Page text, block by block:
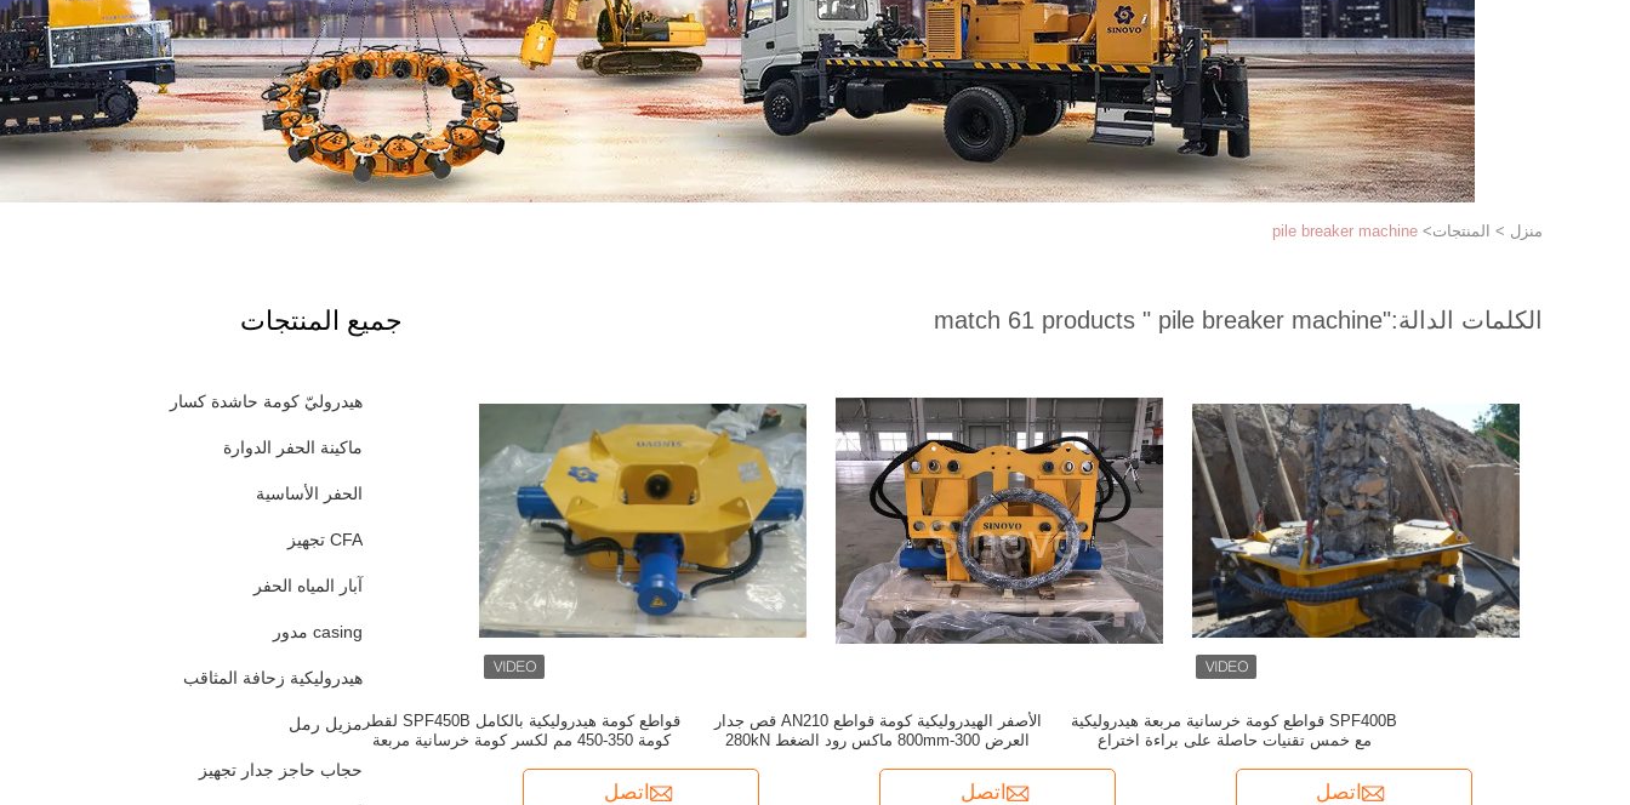
منزل > المنتجات>
pile breaker machine
جميع المنتجات
هيدروليّ كومة حاشدة كسار
ماكينة الحفر الدوارة
الحفر الأساسية
CFA تجهيز
آبار المياه الحفر
casing مدور
هيدروليكية زحافة المثاقب
مزيل رمل
حجاب حاجز جدار تجهيز
الكلمات الدالة:"pile breaker machine "
قواطع كومة هيدروليكية بالكامل SPF450B لقطر
كومة 350-450 مم لكسر كومة خرسانية مربعة
اتصل
الأصفر الهيدروليكية كومة قواطع AN210 قص جدار
العرض 300-800mm ماكس رود الضغط 280kN
اتصل
SPF400B قواطع كومة خرسانية مربعة هيدروليكية
مع خمس تقنيات حاصلة على براءة اختراع
اتصل